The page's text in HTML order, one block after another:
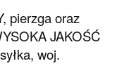
pierzga oraz
JAKOŚĆ
woj.